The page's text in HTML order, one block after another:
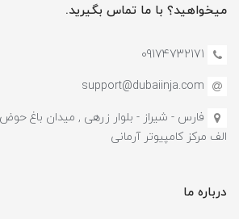
میخواهید؟ با ما تماس بگیرید.
09174732171
support@dubaiinja.com
الف مرکز کامپیوتر آرمانی
درباره ما